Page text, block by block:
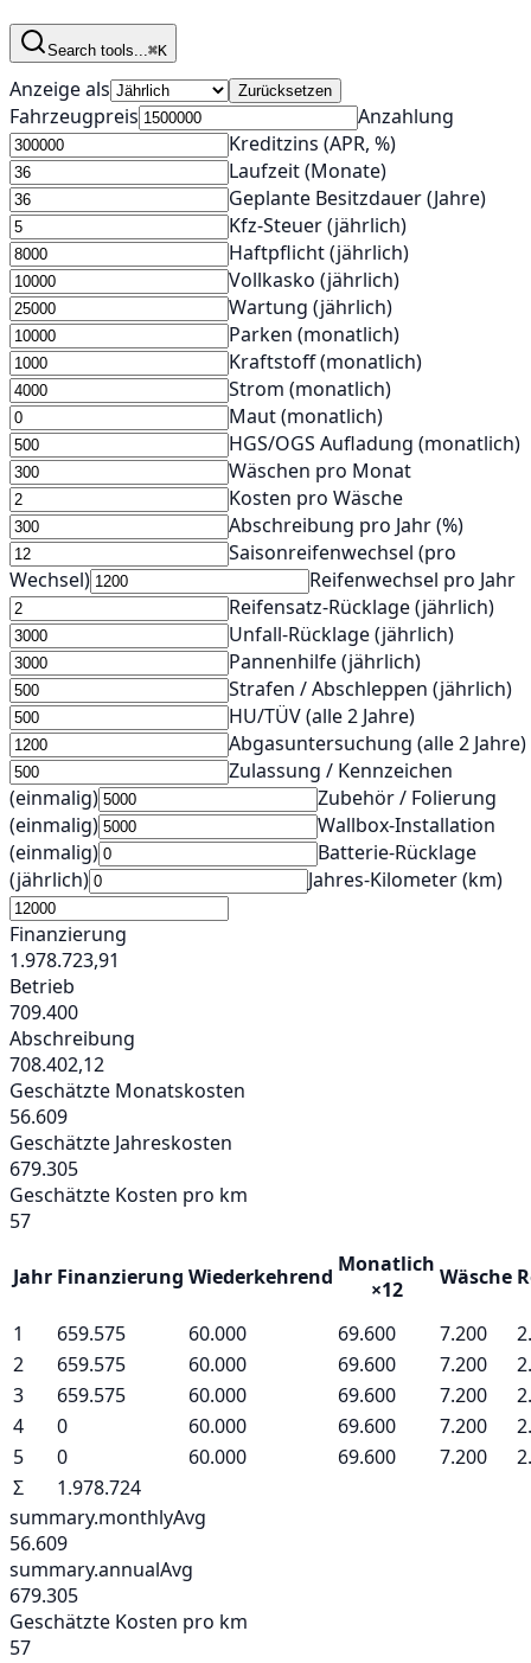
Search tools... ⌘K
Anzeige als Zurücksetzen
Fahrzeugpreis
Anzahlung
Kreditzins (APR, %)
Laufzeit (Monate)
Geplante Besitzdauer (Jahre)
Kfz‑Steuer (jährlich)
Haftpflicht (jährlich)
Vollkasko (jährlich)
Wartung (jährlich)
Parken (monatlich)
Kraftstoff (monatlich)
Strom (monatlich)
Maut (monatlich)
HGS/OGS Aufladung (monatlich)
Wäschen pro Monat
Kosten pro Wäsche
Abschreibung pro Jahr (%)
Saisonreifenwechsel (pro
Wechsel)
Reifenwechsel pro Jahr
Reifensatz‑Rücklage (jährlich)
Unfall‑Rücklage (jährlich)
Pannenhilfe (jährlich)
Strafen / Abschleppen (jährlich)
HU/TÜV (alle 2 Jahre)
Abgasuntersuchung (alle 2 Jahre)
Zulassung / Kennzeichen
(einmalig)
Zubehör / Folierung
(einmalig)
Wallbox‑Installation
(einmalig)
Batterie‑Rücklage
(jährlich)
Jahres‑Kilometer (km)
Finanzierung
1.978.723,91
Betrieb
709.400
Abschreibung
708.402,12
Geschätzte Monatskosten
56.609
Geschätzte Jahreskosten
679.305
Geschätzte Kosten pro km
57
Jahr Finanzierung Wiederkehrend Monatlich
×12
Wäsche
1 659.575 60.000 69.600 7.200
2
659.575 60.000 69.600 7.200
3
659.575 60.000 69.600 7.200
4
0 60.000 69.600 7.200
5
0 60.000 69.600 7.200
Σ
1.978.724
summary.monthlyAvg
56.609
summary.annualAvg
679.305
Geschätzte Kosten pro km
57